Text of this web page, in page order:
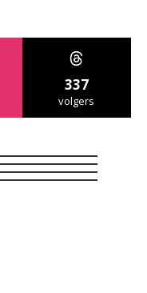
337
volgers